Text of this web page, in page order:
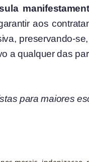
aos
preservando-
a qualquer das
para maiores